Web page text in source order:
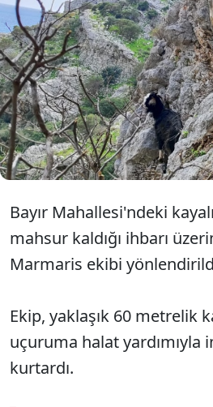
Muğla'nın
kayalıklarda
Kurtarma
kurtarılarak
Bayır Mahallesi'ndeki
mahsur kaldığı ihbarı
Marmaris ekibi
Ekip, yaklaşık 60 metrelik
uçuruma halat yardımıyla
kurtardı.